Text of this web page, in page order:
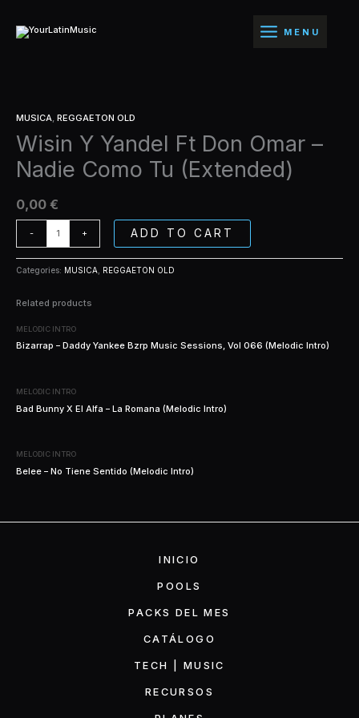
contenido
MENU
MUSICA, REGGAETON OLD
Wisin Y Yandel Ft Don Omar –
Nadie Como Tu (Extended)
0,00 €
-
Y
Yandel
Ft
Don
-
Como
Tu
+ ADD TO CART
Categories: MUSICA REGGAETON OLD
Related products
MELODIC INTRO
Bizarrap – Daddy Yankee Bzrp Music Sessions, Vol 066 (Melodic Intro)
MELODIC INTRO
Bad Bunny X El Alfa – La Romana (Melodic Intro)
MELODIC INTRO
Belee – No Tiene Sentido (Melodic Intro)
INICIO
POOLS
PACKS DEL MES
CATÁLOGO
TECH | MUSIC
RECURSOS
Don
Omar
(Extended)
quantity